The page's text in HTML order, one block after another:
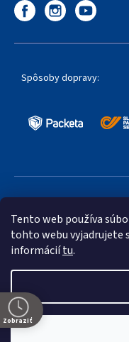
Tento web používa
tohto webu vyjadrujete
informáciítu.
Spôsoby dopravy:
Obľúbené spôsoby platby:
Zobraziť